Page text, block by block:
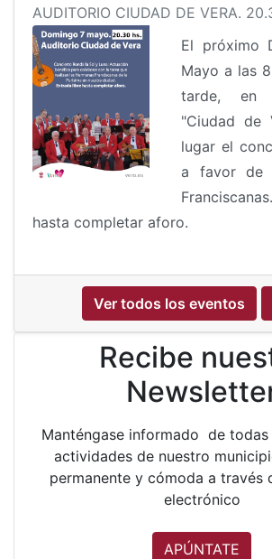
AUDITORIO CIUDAD DE VERA.
El próximo
Mayo a las
tarde, en
"Ciudad de
lugar el
a favor de
hasta completar aforo.
Ver todos los eventos
Recibe
Manténgase informado de
actividades de nuestro
permanente y cómoda a través
electrónico
APÚNTATE